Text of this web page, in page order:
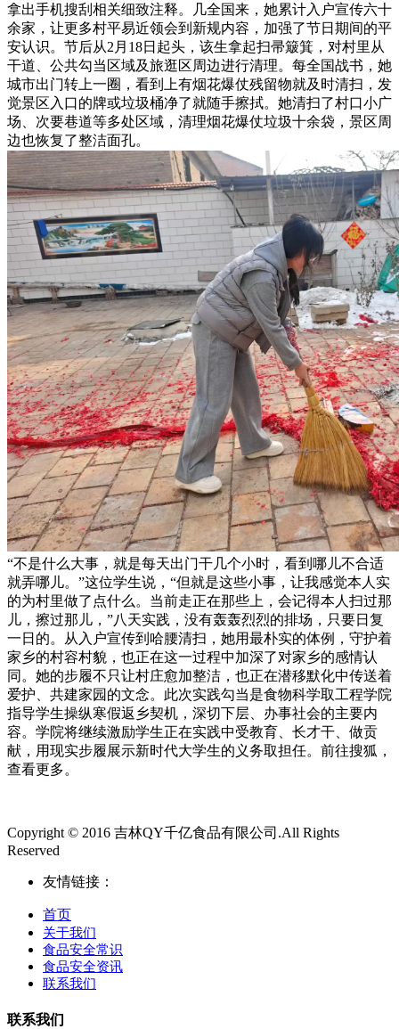
拿出手机搜刮相关细致注释。几全国来，她累计入户宣传六十
余家，让更多村平易近领会到新规内容，加强了节日期间的平
安认识。节后从2月18日起头，该生拿起扫帚簸箕，对村里从
干道、公共勾当区域及旅逛区周边进行清理。每全国战书，她
城市出门转上一圈，看到上有烟花爆仗残留物就及时清扫，发
觉景区入口的牌或垃圾桶净了就随手擦拭。她清扫了村口小广
场、次要巷道等多处区域，清理烟花爆仗垃圾十余袋，景区周
边也恢复了整洁面孔。
“不是什么大事，就是每天出门干几个小时，看到哪儿不合适
就弄哪儿。”这位学生说，“但就是这些小事，让我感觉本人实
的为村里做了点什么。当前走正在那些上，会记得本人扫过那
儿，擦过那儿，”八天实践，没有轰轰烈烈的排场，只要日复
一日的。从入户宣传到哈腰清扫，她用最朴实的体例，守护着
家乡的村容村貌，也正在这一过程中加深了对家乡的感情认
同。她的步履不只让村庄愈加整洁，也正在潜移默化中传送着
爱护、共建家园的文念。此次实践勾当是食物科学取工程学院
指导学生操纵寒假返乡契机，深切下层、办事社会的主要内
容。学院将继续激励学生正在实践中受教育、长才干、做贡
献，用现实步履展示新时代大学生的义务取担任。前往搜狐，
查看更多。
Copyright © 2016 吉林QY千亿食品有限公司.All Rights
Reserved
友情链接：
首页
关于我们
食品安全常识
食品安全资讯
联系我们
联系我们